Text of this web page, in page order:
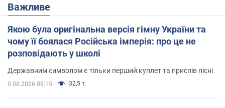
Важливе
Якою була оригінальна версія гімну України та
чому її боялася Російська імперія: про це не
розповідають у школі
Державним символом є тільки перший куплет та приспів пісні
9.08.2026 09:15 32,5 т.